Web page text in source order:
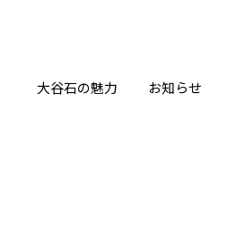
大谷石の魅力 お知らせ